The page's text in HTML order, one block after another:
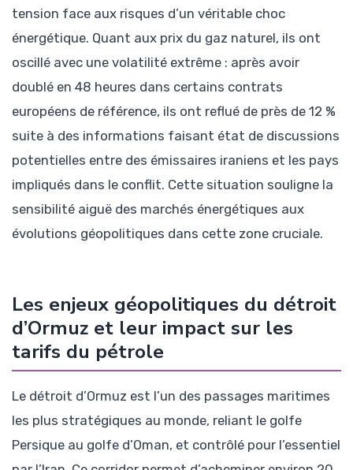
tension face aux risques d’un véritable choc
énergétique. Quant aux prix du gaz naturel, ils ont
oscillé avec une volatilité extrême : après avoir
doublé en 48 heures dans certains contrats
européens de référence, ils ont reflué de près de 12 %
suite à des informations faisant état de discussions
potentielles entre des émissaires iraniens et les pays
impliqués dans le conflit. Cette situation souligne la
sensibilité aiguë des marchés énergétiques aux
évolutions géopolitiques dans cette zone cruciale.
Les enjeux géopolitiques du détroit
d’Ormuz et leur impact sur les
tarifs du pétrole
Le détroit d’Ormuz est l’un des passages maritimes
les plus stratégiques au monde, reliant le golfe
Persique au golfe d’Oman, et contrôlé pour l’essentiel